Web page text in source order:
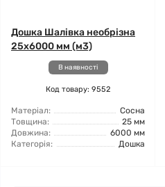
Дошка Шалівка необрізна
25x6000 мм (м3)
В наявності
Код товару: 9552
Матеріал:
Сосна
Товщина:
25 мм
Довжина:
6000 мм
Категорія:
Дошка